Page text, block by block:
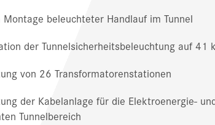
beleuchteter Handlauf im Tunnel
der Tunnelsicherheitsbeleuchtung auf 41
von 26 Transformatorenstationen
der Kabelanlage für die Elektroenergie-­
Tunnelbereich